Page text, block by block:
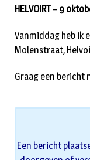
HELVOIRT – 9
Vanmiddag heb ik
Molenstraat,
Graag een bericht
Een bericht